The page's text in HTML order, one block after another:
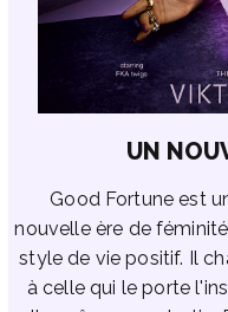
UN
Good Fortune est
nouvelle ère de
style de vie positif. Il
à celle qui le porte